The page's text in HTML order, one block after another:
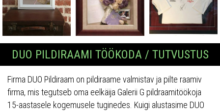
DUO PILDIRAAMI TÖÖKODA / TUTVUSTUS
Firma DUO Pildiraam on pildiraame valmistav ja pilte raamiv
firma, mis tegutseb oma eelkäija Galerii G pildraamitöökoja
15-aastasele kogemusele tuginedes. Kuigi alustasime DUO